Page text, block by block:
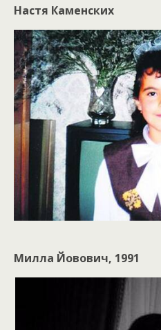
Настя Каменских
Милла Йовович, 1991